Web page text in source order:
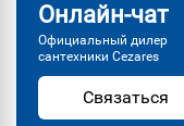
Онлайн-чат
Официальный дилер
сантехники Cezares
Связаться